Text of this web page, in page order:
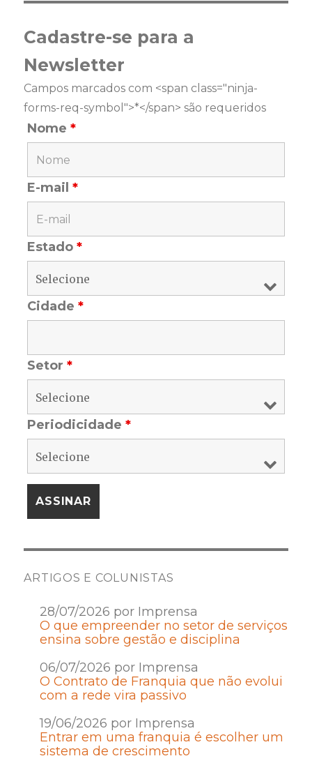
Cadastre-se para a
Newsletter
Campos marcados com <span class="ninja-
forms-req-symbol">*</span> são requeridos
Nome*
E-mail*
Estado*
Cidade*
Setor*
Periodicidade*
ARTIGOS E COLUNISTAS
28/07/2026 por Imprensa
O que empreender no setor de serviços
ensina sobre gestão e disciplina
06/07/2026 por Imprensa
O Contrato de Franquia que não evolui
com a rede vira passivo
19/06/2026 por Imprensa
Entrar em uma franquia é escolher um
sistema de crescimento